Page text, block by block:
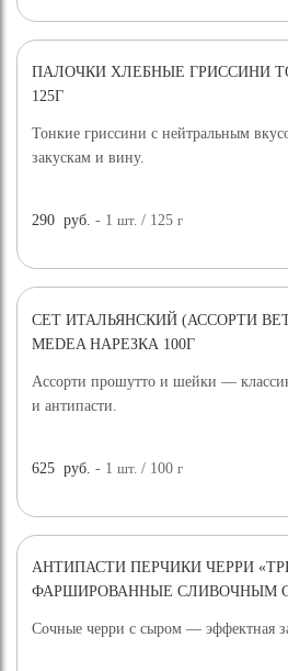
ПАЛОЧКИ ХЛЕБНЫЕ ГРИССИНИ
125Г
Тонкие гриссини с нейтральным
закускам и вину.
290 руб. - 1шт. / 125г
СЕТ ИТАЛЬЯНСКИЙ (АССОРТИ
MEDEA НАРЕЗКА 100Г
Ассорти прошутто и шейки —
и антипасти.
625 руб. - 1шт. / 100г
АНТИПАСТИ ПЕРЧИКИ ЧЕРРИ
ФАРШИРОВАННЫЕ СЛИВОЧНЫМ
Сочные черри с сыром — эффектная